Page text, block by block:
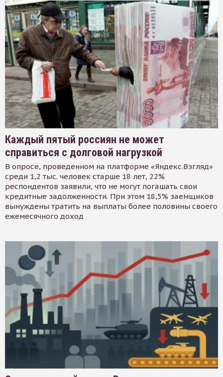
Каждый пятый россиян не может
справиться с долговой нагрузкой
В опросе, проведенном на платформе «Яндекс.Взгляд»
среди 1,2 тыс. человек старше 18 лет, 22%
респондентов заявили, что не могут погашать свои
кредитные задолженности. При этом 18,5% заемщиков
вынуждены тратить на выплаты более половины своего
ежемесячного доход